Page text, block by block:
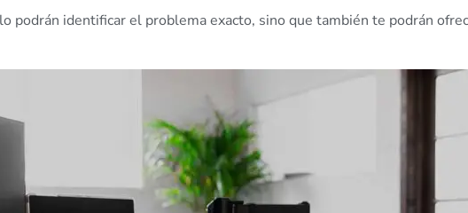
podrán identificar el problema exacto, sino que también te podrán